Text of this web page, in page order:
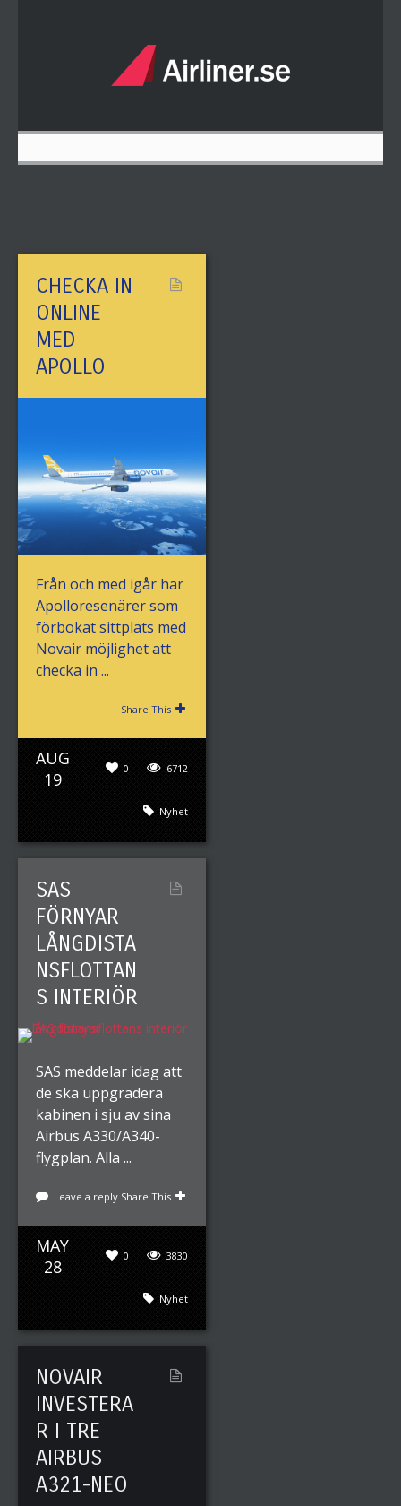
CHECKA IN
ONLINE
MED
APOLLO
Från och med igår har
Apolloresenärer som
förbokat sittplats med
Novair möjlighet att
checka in ...
Share This
AUG
19
6712
0
Nyhet
SAS
FÖRNYAR
LÅNGDISTA
NSFLOTTAN
S INTERIÖR
SAS meddelar idag att
de ska uppgradera
kabinen i sju av sina
Airbus A330/A340-
flygplan. Alla ...
Leave a reply Share This
MAY
28
3830
0
Nyhet
NOVAIR
INVESTERA
R I TRE
AIRBUS
A321-NEO